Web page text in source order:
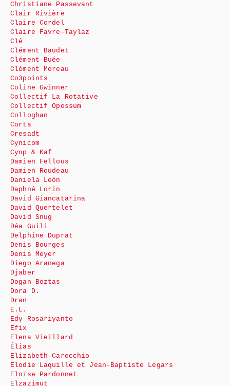
Christiane Passevant
Clair Rivière
Claire Cordel
Claire Favre-Taylaz
Clé
Clément Baudet
Clément Buée
Clément Moreau
Co3points
Coline Gwinner
Collectif La Rotative
Collectif Opossum
Colloghan
Corta
Cresadt
Cynicom
Cyop & Kaf
Damien Fellous
Damien Roudeau
Daniela León
Daphné Lorin
David Giancatarina
David Quertelet
David Snug
Déa Guili
Delphine Duprat
Denis Bourges
Denis Meyer
Diego Aranega
Djaber
Dogan Boztas
Dora D.
Dran
E.L.
Edy Rosariyanto
Efix
Elena Vieillard
Élias
Elizabeth Carecchio
Elodie Laquille et Jean-Baptiste Legars
Eloïse Pardonnet
Elzazimut